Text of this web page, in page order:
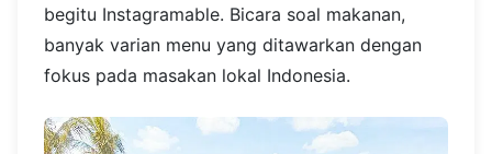
begitu Instagramable. Bicara soal makanan,
banyak varian menu yang ditawarkan dengan
fokus pada masakan lokal Indonesia.